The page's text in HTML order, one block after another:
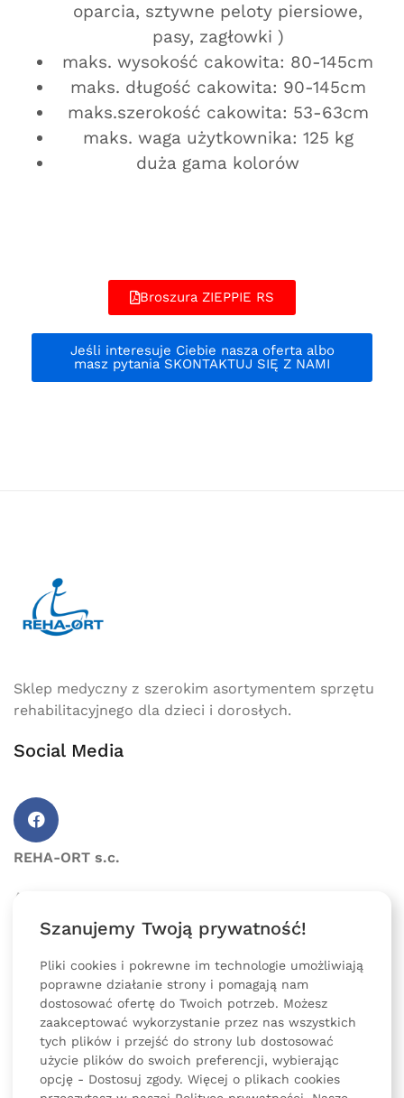
oparcia, sztywne peloty piersiowe,
pasy, zagłowki )
maks. wysokość cakowita: 80-145cm
maks. długość cakowita: 90-145cm
maks.szerokość cakowita: 53-63cm
maks. waga użytkownika: 125 kg
duża gama kolorów
Broszura ZIEPPIE RS
Jeśli interesuje Ciebie nasza oferta albo
masz pytania SKONTAKTUJ SIĘ Z NAMI
Sklep medyczny z szerokim asortymentem sprzętu
rehabilitacyjnego dla dzieci i dorosłych.
Social Media
REHA-ORT s.c.
Adres:
77-400 Złotów, Polska
Email: sklep@reha-ort.pl
730 072 722
575 767 653
Szanujemy Twoją prywatność!
Pliki cookies i pokrewne im technologie umożliwiają
poprawne działanie strony i pomagają nam
dostosować ofertę do Twoich potrzeb. Możesz
zaakceptować wykorzystanie przez nas wszystkich
tych plików i przejść do strony lub dostosować
użycie plików do swoich preferencji, wybierając
opcję - Dostosuj zgody. Więcej o plikach cookies